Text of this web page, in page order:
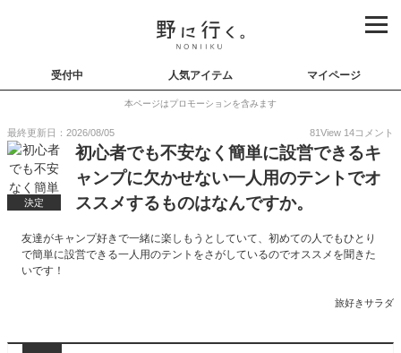
受付中 人気アイテム マイページ
本ページはプロモーションを含みます
最終更新日：2026/08/05 81View 14コメント
決定
初心者でも不安なく簡単に設営できるキ
ャンプに欠かせない一人用のテントでオ
ススメするものはなんですか。
友達がキャンプ好きで一緒に楽しもうとしていて、初めての人でもひとり
で簡単に設営できる一人用のテントをさがしているのでオススメを聞きた
いです！
旅好きサラダ